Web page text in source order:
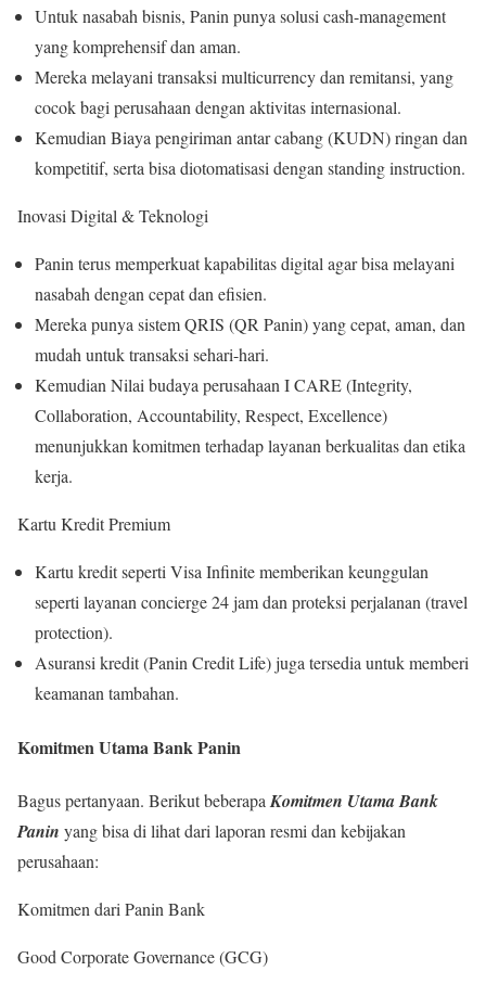
Untuk nasabah bisnis, Panin punya solusi cash-management
yang komprehensif dan aman.
Mereka melayani transaksi multicurrency dan remitansi, yang
cocok bagi perusahaan dengan aktivitas internasional.
Kemudian Biaya pengiriman antar cabang (KUDN) ringan dan
kompetitif, serta bisa diotomatisasi dengan standing instruction.
Inovasi Digital & Teknologi
Panin terus memperkuat kapabilitas digital agar bisa melayani
nasabah dengan cepat dan efisien.
Mereka punya sistem QRIS (QR Panin) yang cepat, aman, dan
mudah untuk transaksi sehari-hari.
Kemudian Nilai budaya perusahaan I CARE (Integrity,
Collaboration, Accountability, Respect, Excellence)
menunjukkan komitmen terhadap layanan berkualitas dan etika
kerja.
Kartu Kredit Premium
Kartu kredit seperti Visa Infinite memberikan keunggulan
seperti layanan concierge 24 jam dan proteksi perjalanan (travel
protection).
Asuransi kredit (Panin Credit Life) juga tersedia untuk memberi
keamanan tambahan.
Komitmen Utama Bank Panin
Bagus pertanyaan. Berikut beberapa Komitmen Utama Bank
Panin yang bisa di lihat dari laporan resmi dan kebijakan
perusahaan:
Komitmen dari Panin Bank
Good Corporate Governance (GCG)